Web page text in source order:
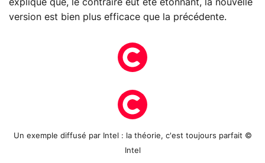
explique que, le contraire eût été étonnant, la nouvelle
version est bien plus efficace que la précédente.
Un exemple diffusé par Intel : la théorie, c'est toujours parfait ©
Intel